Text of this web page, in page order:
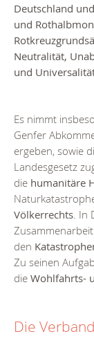
Deutschland
und
Neutralität,
und
Es nimmt
Genfer
ergeben, sowie
Landesgesetz
die humanitäre
Völkerrechts .
den
Zu seinen
die Wohlfahrts-
Die